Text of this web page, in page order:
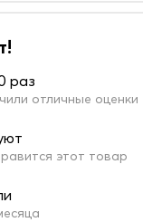
раз
отличные оценки
этот товар